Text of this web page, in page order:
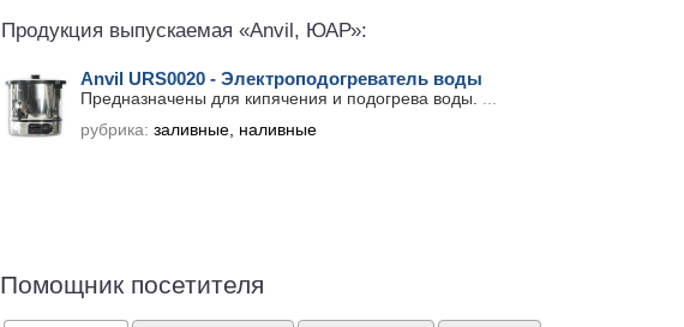
Продукция выпускаемая «Anvil, ЮАР»:
Anvil URS0020 - Электроподогреватель воды
Предназначены для кипячения и подогрева воды.
рубрика: заливные, наливные
Помощник посетителя